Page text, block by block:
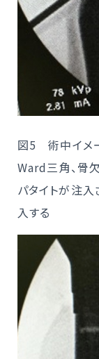
図5 術中イメ
Ward三角、骨
パタイトが注入
入する